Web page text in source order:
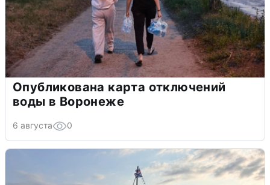
Опубликована карта отключений
воды в Воронеже
6 августа 0